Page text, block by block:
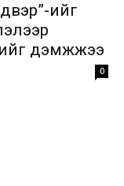
ийг
дэмжжээ
0